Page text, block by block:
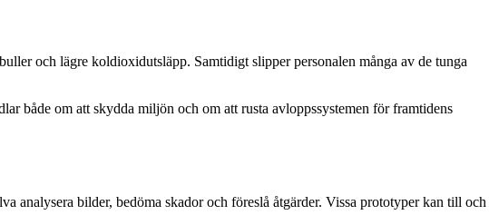
och lägre koldioxidutsläpp. Samtidigt slipper personalen många av de tunga
både om att skydda miljön och om att rusta avloppssystemen för framtidens
analysera bilder, bedöma skador och föreslå åtgärder. Vissa prototyper kan till och